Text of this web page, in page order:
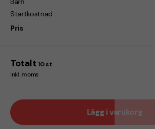
Startkostnad
Pris
Totalt 10 st
inkl. moms
Lägg i varukorg